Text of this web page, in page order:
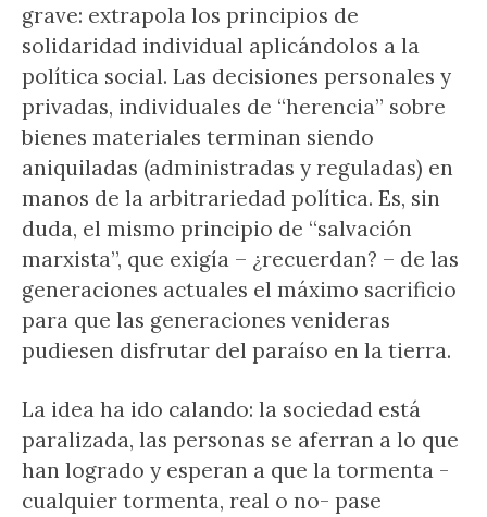
grave: extrapola los principios de
solidaridad individual aplicándolos a la
política social. Las decisiones personales y
privadas, individuales de “herencia” sobre
bienes materiales terminan siendo
aniquiladas (administradas y reguladas) en
manos de la arbitrariedad política. Es, sin
duda, el mismo principio de “salvación
marxista”, que exigía – ¿recuerdan? – de las
generaciones actuales el máximo sacrificio
para que las generaciones venideras
pudiesen disfrutar del paraíso en la tierra.
La idea ha ido calando: la sociedad está
paralizada, las personas se aferran a lo que
han logrado y esperan a que la tormenta -
cualquier tormenta, real o no- pase